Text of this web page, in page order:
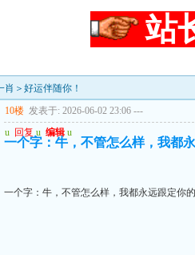
站
＞好运伴随你！
10楼 发表于: 2026-06-02 23:06 ---
u 回复 u 编辑 u
一个字：牛，不管怎么样，我都
一个字：牛，不管怎么样，我都永远跟定你的